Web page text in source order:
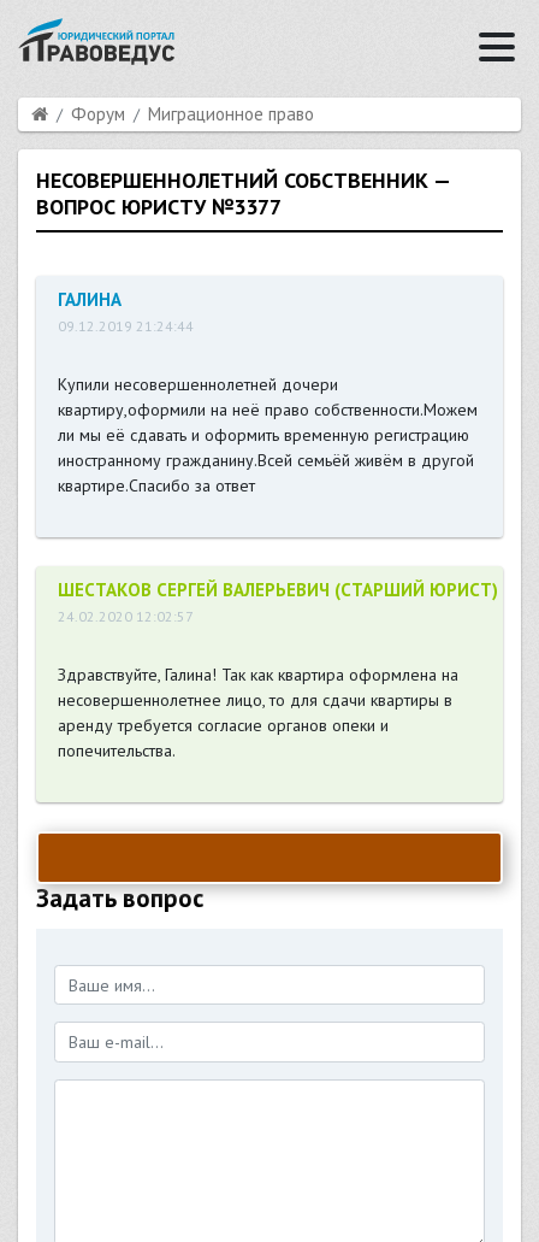
Форум Миграционное право
НЕСОВЕРШЕННОЛЕТНИЙ СОБСТВЕННИК —
ВОПРОС ЮРИСТУ №3377
ГАЛИНА
09.12.2019 21:24:44
Купили несовершеннолетней дочери
квартиру,оформили на неё право собственности.Можем
ли мы её сдавать и оформить временную регистрацию
иностранному гражданину.Всей семьёй живём в другой
квартире.Спасибо за ответ
ШЕСТАКОВ СЕРГЕЙ ВАЛЕРЬЕВИЧ (СТАРШИЙ ЮРИСТ)
24.02.2020 12:02:57
Здравствуйте, Галина! Так как квартира оформлена на
несовершеннолетнее лицо, то для сдачи квартиры в
аренду требуется согласие органов опеки и
попечительства.
Задать вопрос